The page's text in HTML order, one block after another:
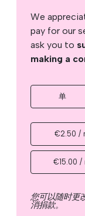
We
pay for our
ask you to
making a
单
€2.50 /
€15.00 /
您可以随时更
消捐款。